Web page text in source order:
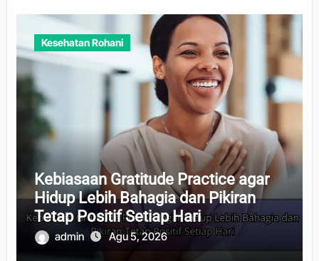
Kesehatan Rohani
Kebiasaan Gratitude Practice agar
Hidup Lebih Bahagia dan Pikiran
Tetap Positif Setiap Hari
admin Agu 5, 2026